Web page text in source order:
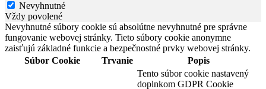
Nevyhnutné
Vždy povolené
Nevyhnutné súbory cookie sú absolútne nevyhnutné pre správne
fungovanie webovej stránky. Tieto súbory cookie anonymne
zaisťujú základné funkcie a bezpečnostné prvky webovej stránky.
Súbor Cookie
Trvanie
Popis
Tento súbor cookie nastavený
doplnkom GDPR Cookie